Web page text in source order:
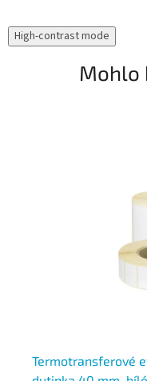
High-contrast mode
Mohlo
Termotransferové